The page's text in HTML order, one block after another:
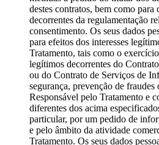
destes contratos, bem como para
decorrentes da regulamentação
consentimento. Os seus dados
para efeitos dos interesses
Tratamento, tais como o
legítimos decorrentes do
ou do Contrato de Serviços de
segurança, prevenção de
Responsável pelo Tratamento e
diferentes dos acima
particular, por um pedido de
e pelo âmbito da atividade
Tratamento. Os seus dados